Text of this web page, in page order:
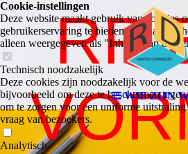
WIE ZIJN
RP
Cookie-instellingen
Deze website maakt gebruik van cookies
gebruikerservaring te bieden. Bepaalde
alleen weergegeven als "Inhoud van
Technisch noodzakelijk
Deze cookies zijn noodzakelijk voor de
bijvoorbeeld om deze te beschermen
om te zorgen voor een uniforme uitstraling
vraag van bezoekers.
Analytisch